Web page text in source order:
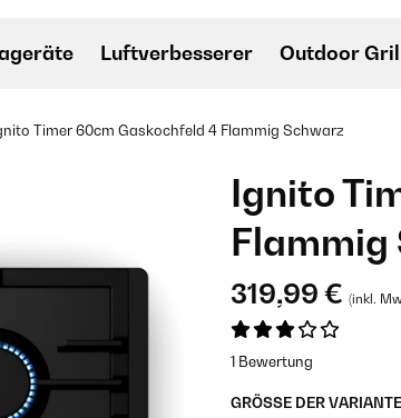
Luftverbesserer Outdoor
Timer 60cm Gaskochfeld 4 Flammig Schwarz
Ignito
319,99 € (inkl.
1 Bewertung
GRÖSSE DER